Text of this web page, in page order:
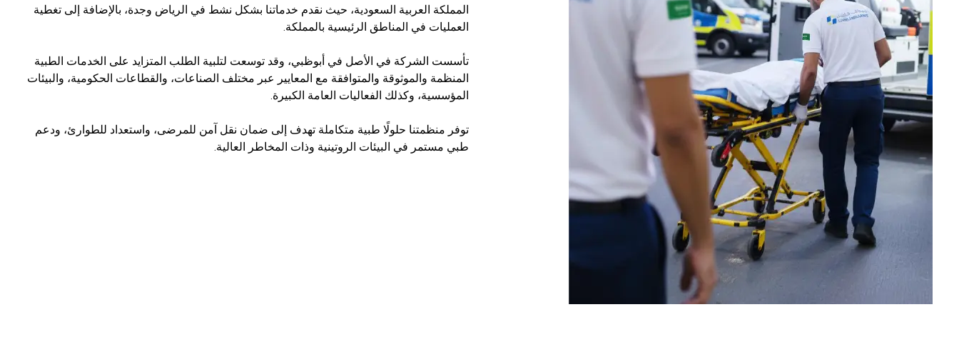
المملكة العربية السعودية، حيث نقدم خدماتنا بشكل نشط في الرياض وجدة، بالإضافة إلى تغطية
العمليات في المناطق الرئيسية بالمملكة.
تأسست الشركة في الأصل في أبوظبي، وقد توسعت لتلبية الطلب المتزايد على الخدمات الطبية
المنظمة والموثوقة والمتوافقة مع المعايير عبر مختلف الصناعات، والقطاعات الحكومية، والبيئات
المؤسسية، وكذلك الفعاليات العامة الكبيرة.
توفر منظمتنا حلولًا طبية متكاملة تهدف إلى ضمان نقل آمن للمرضى، واستعداد للطوارئ، ودعم
طبي مستمر في البيئات الروتينية وذات المخاطر العالية.